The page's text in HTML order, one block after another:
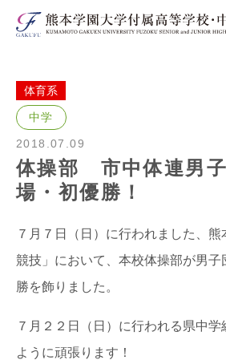
ホーム>部活動ニュース>体育系> 体操
体育系
中学
2018.07.09
体操部 市中体連男
場・初優勝！
７月７日（日）に行われました、
競技」において、本校体操部が男子
勝を飾りました。
７月２２日（日）に行われる県中
ように頑張ります！